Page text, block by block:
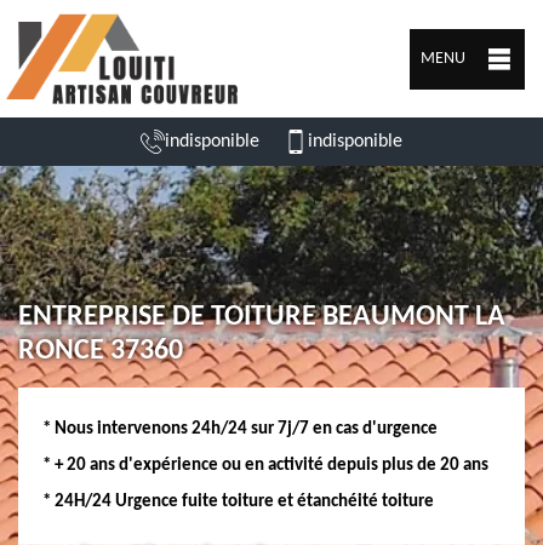
MENU
indisponible indisponible
ENTREPRISE DE TOITURE BEAUMONT LA
RONCE 37360
* Nous intervenons 24h/24 sur 7j/7 en cas d'urgence
* + 20 ans d'expérience ou en activité depuis plus de 20 ans
* 24H/24 Urgence fuite toiture et étanchéité toiture